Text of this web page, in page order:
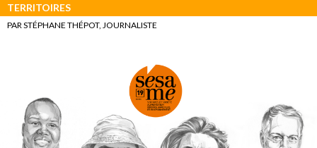
TERRITOIRES
PAR STÉPHANE THÉPOT, JOURNALISTE